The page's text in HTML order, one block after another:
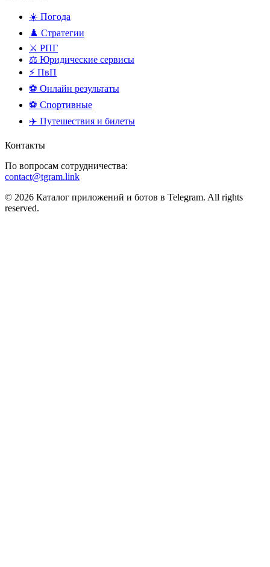
☀️ Погода
♟️ Стратегии
⚔️ РПГ
⚖️ Юридические сервисы
⚡ ПвП
⚽ Онлайн результаты
⚽ Спортивные
✈️ Путешествия и билеты
Контакты
По вопросам сотрудничества:
contact@tgram.link
© 2026 Каталог приложений и ботов в Telegram. All rights
reserved.